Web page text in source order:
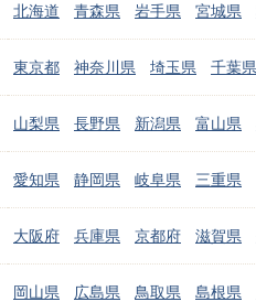
北海道 青森県 岩手県 宮城県
東京都 神奈川県 埼玉県 千葉県
山梨県 長野県 新潟県 富山県
愛知県 静岡県 岐阜県 三重県
大阪府 兵庫県 京都府 滋賀県
岡山県 広島県 鳥取県 島根県